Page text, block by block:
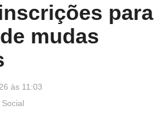
para
mudas
às 11:03